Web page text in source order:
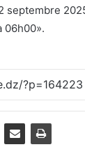
septembre
06h00».